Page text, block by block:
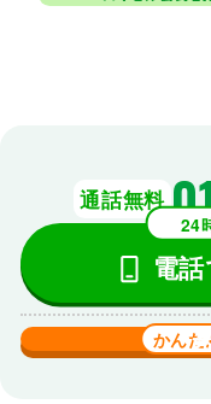
通話無料
24
電
かんた